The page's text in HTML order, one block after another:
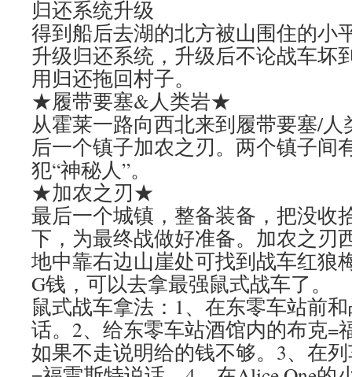
归还系统升级
得到船后去湖的北方被山围住的小
升级归还系统，升级后不论战车坏
用归还拖回村子。
★履带要塞&人类岩★
从霍莱一路向西北来到履带要塞/
后一个镇子加农之刃。两个镇子间
犯“神秘人”。
★加农之刃★
最后一个城镇，整备装备，把没收
下，为最终战做好准备。加农之刃
地中靠右边山崖处可找到战车红狼
G钱，可以去拿最强鼠式战车了。
鼠式战车拿法：1、在东零车站前
话。2、给东零车站酒馆内的布克=
如果不走说明给的钱不够。3、在